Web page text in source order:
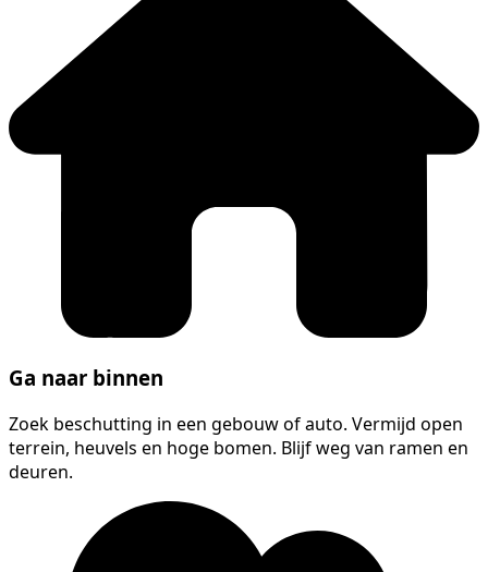
Ga naar binnen
Zoek beschutting in een gebouw of auto. Vermijd open
terrein, heuvels en hoge bomen. Blijf weg van ramen en
deuren.